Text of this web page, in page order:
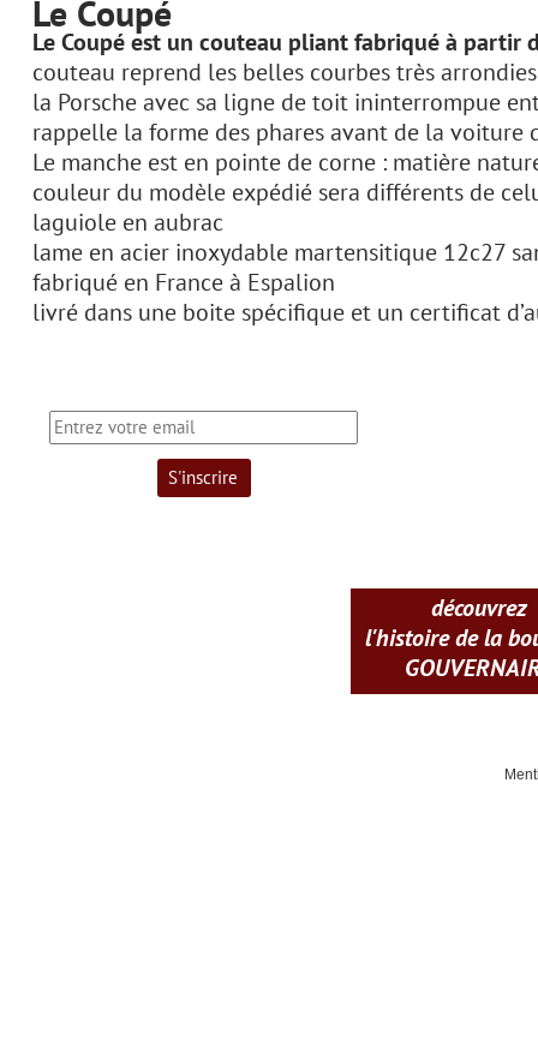
découvrez
l'histoire de la
Le Coupé
Le Coupé est un couteau pliant fabriqué à partir
couteau reprend les belles courbes très
la Porsche avec sa ligne de toit ininterrompue
rappelle la forme des phares avant de la voiture
Le manche est en pointe de corne : matière
couleur du modèle expédié sera différents de
laguiole en aubrac
lame en acier inoxydable martensitique 12c27
fabriqué en France à Espalion
livré dans une boite spécifique et un certificat